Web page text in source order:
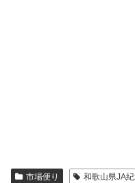
市場便り
和歌山県JA